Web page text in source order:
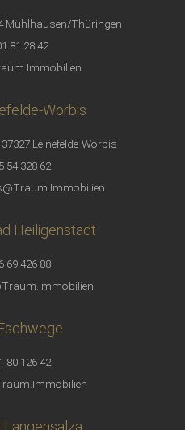
Mühlhausen/Thüringen
81 28 42
Worbis
Leinefelde-Worbis
54 328 62
Heiligenstadt
69 426 88
80 126 42